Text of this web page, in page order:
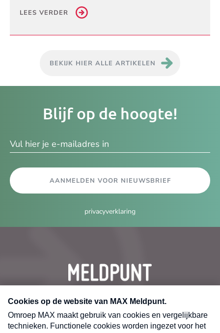
LEES VERDER
BEKIJK HIER ALLE ARTIKELEN
Blijf op de hoogte!
AANMELDEN VOOR NIEUWSBRIEF
privacyverklaring
CONTACT